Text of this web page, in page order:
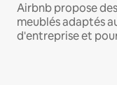
Airbnb propose
meublés adaptés
d'entreprise et